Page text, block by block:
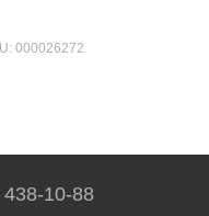
000026272
438-10-88